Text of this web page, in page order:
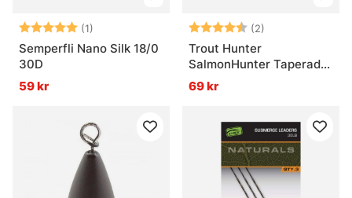
Betyg: (1)
5.0 utav 5 stjärnor
Semperfli Nano Silk 18/0
30D
59 kr
Betyg: (2)
Trout Hunter
SalmonHunter Taperad
Tafs 9ft
69 kr